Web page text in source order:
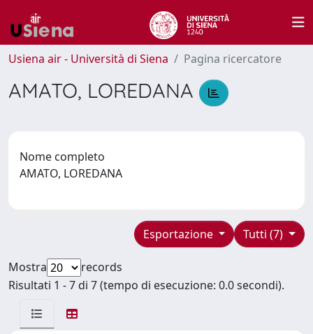
Usiena air - Università di Siena Pagina ricercatore
AMATO, LOREDANA
Nome completo
AMATO, LOREDANA
Tutti (7)
Esportazione
Mostra
records
Risultati 1 - 7 di 7 (tempo di esecuzione: 0.0 secondi).